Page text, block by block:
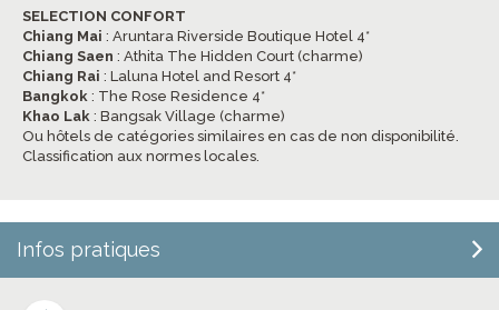
SELECTION CONFORT
Chiang Mai : Aruntara Riverside Boutique Hotel 4*
Chiang Saen : Athita The Hidden Court (charme)
Chiang Rai : Laluna Hotel and Resort 4*
Bangkok : The Rose Residence 4*
Khao Lak : Bangsak Village (charme)
Ou hôtels de catégories similaires en cas de non disponibilité.
Classification aux normes locales.
Infos pratiques